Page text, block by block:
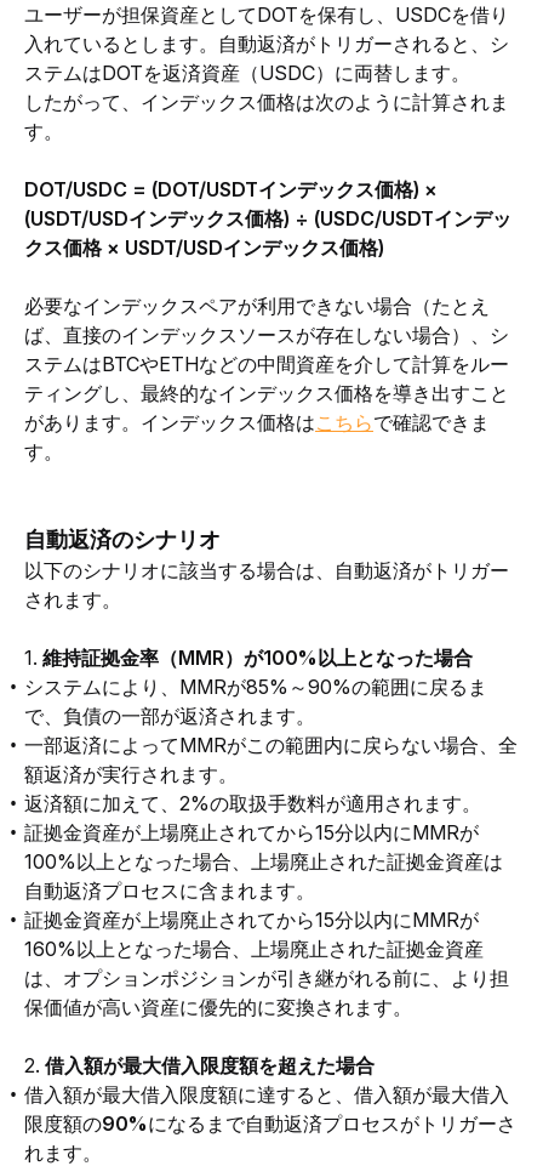
ユーザーが担保資産としてDOTを保有し、USDCを借り
入れているとします。自動返済がトリガーされると、シ
ステムはDOTを返済資産（USDC）に両替します。
したがって、インデックス価格は次のように計算されま
す。
DOT/USDC = (DOT/USDTインデックス価格) ×
(USDT/USDインデックス価格) ÷ (USDC/USDTインデッ
クス価格 × USDT/USDインデックス価格)
必要なインデックスペアが利用できない場合（たとえ
ば、直接のインデックスソースが存在しない場合）、シ
ステムはBTCやETHなどの中間資産を介して計算をルー
ティングし、最終的なインデックス価格を導き出すこと
があります。インデックス価格はこちらで確認できま
す。
自動返済のシナリオ
以下のシナリオに該当する場合は、自動返済がトリガー
されます。
1. 維持証拠金率（MMR）が100%以上となった場合
システムにより、MMRが85%～90%の範囲に戻るま
で、負債の一部が返済されます。
一部返済によってMMRがこの範囲内に戻らない場合、全
額返済が実行されます。
返済額に加えて、2%の取扱手数料が適用されます。
証拠金資産が上場廃止されてから15分以内にMMRが
100%以上となった場合、上場廃止された証拠金資産は
自動返済プロセスに含まれます。
証拠金資産が上場廃止されてから15分以内にMMRが
160%以上となった場合、上場廃止された証拠金資産
は、オプションポジションが引き継がれる前に、より担
保価値が高い資産に優先的に変換されます。
2. 借入額が最大借入限度額を超えた場合
借入額が最大借入限度額に達すると、借入額が最大借入
限度額の90%になるまで自動返済プロセスがトリガーさ
れます。